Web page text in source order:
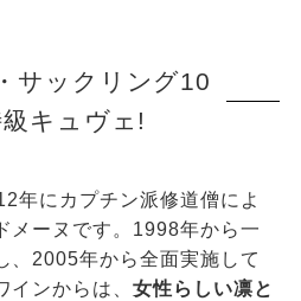
サックリング10
キュヴェ!
年にカプチン派修道僧によ
メーヌです。1998年から一
、2005年から全面実施して
インからは、女性らしい凛と